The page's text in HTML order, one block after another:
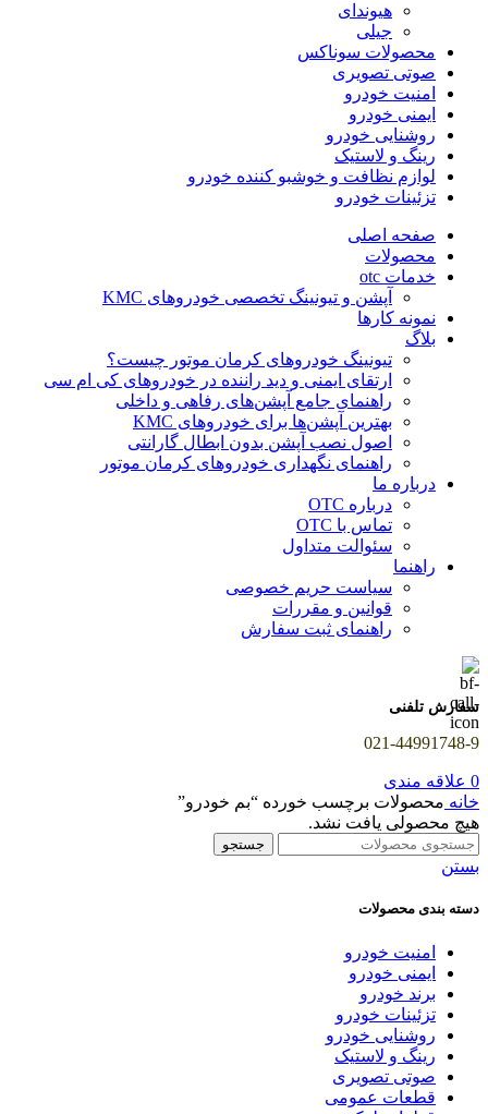
هیوندای
جیلی
محصولات سوناکس
صوتی تصویری
امنیت خودرو
ایمنی خودرو
روشنایی خودرو
رینگ و لاستیک
لوازم نظافت و خوشبو کننده خودرو
تزئینات خودرو
صفحه اصلی
محصولات
خدمات otc
آپشن و تیونینگ تخصصی خودروهای KMC
نمونه کارها
بلاگ
تیونینگ خودروهای کرمان موتور چیست؟
ارتقای ایمنی و دید راننده در خودروهای کی ام سی
راهنمای جامع آپشن‌های رفاهی و داخلی
بهترین آپشن‌ها برای خودروهای KMC
اصول نصب آپشن بدون ابطال گارانتی
راهنمای نگهداری خودروهای کرمان موتور
درباره ما
درباره OTC
تماس با OTC
سئوالت متداول
راهنما
سیاست حریم خصوصی
قوانین و مقررات
راهنمای ثبت سفارش
سفارش تلفنی
021-44991748-9
0 علاقه مندی
خانه محصولات برچسب خورده “بم خودرو”
هیچ محصولی یافت نشد.
جستجو
بستن
دسته بندی محصولات
امنیت خودرو
ایمنی خودرو
برند خودرو
تزئینات خودرو
روشنایی خودرو
رینگ و لاستیک
صوتی تصویری
قطعات عمومی